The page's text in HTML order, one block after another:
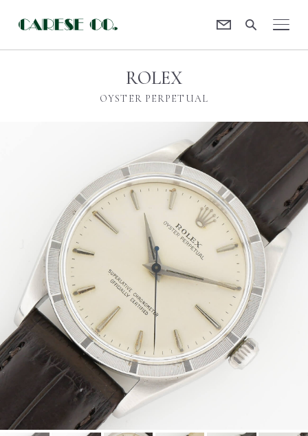
ROLEX
OYSTER PERPETUAL